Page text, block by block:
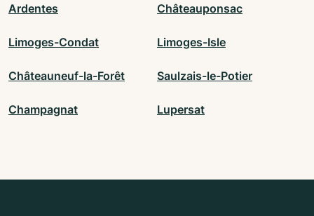
Ardentes Châteauponsac
Limoges-Condat Limoges-Isle
Châteauneuf-la-Forêt Saulzais-le-Potier
Champagnat Lupersat